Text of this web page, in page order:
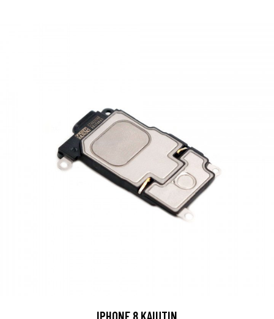
IPHONE 8 KAIUTIN